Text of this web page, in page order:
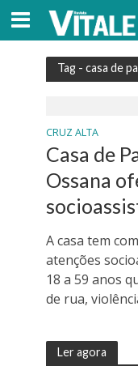
Tag - casa de
CRUZ ALTA
Casa de
Ossana
A casa tem
atenções
18 a 59 anos
de rua,
Ler agora